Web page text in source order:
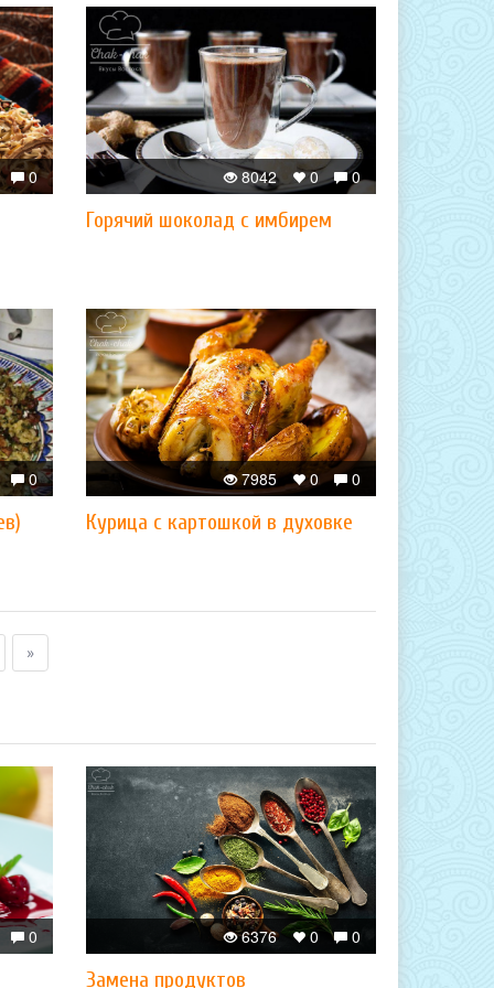
0 0
0
8042
Горячий шоколад с имбирем
0 0
0
7985
Курица с картошкой в духовке
»
0 0
0
6376
Замена продуктов